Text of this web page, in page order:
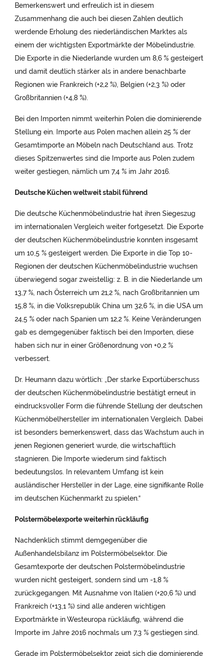
Bemerkenswert und erfreulich ist in diesem
Zusammenhang die auch bei diesen Zahlen deutlich
werdende Erholung des niederländischen Marktes als
einem der wichtigsten Exportmärkte der Möbelindustrie.
Die Exporte in die Niederlande wurden um 8,6 % gesteigert
und damit deutlich stärker als in andere benachbarte
Regionen wie Frankreich (+2,2 %), Belgien (+2,3 %) oder
Großbritannien (+4,8 %).
Bei den Importen nimmt weiterhin Polen die dominierende
Stellung ein. Importe aus Polen machen allein 25 % der
Gesamtimporte an Möbeln nach Deutschland aus. Trotz
dieses Spitzenwertes sind die Importe aus Polen zudem
weiter gestiegen, nämlich um 7,4 % im Jahr 2016.
Deutsche Küchen weltweit stabil führend
Die deutsche Küchenmöbelindustrie hat ihren Siegeszug
im internationalen Vergleich weiter fortgesetzt. Die Exporte
der deutschen Küchenmöbelindustrie konnten insgesamt
um 10,5 % gesteigert werden. Die Exporte in die Top 10-
Regionen der deutschen Küchenmöbelindustrie wuchsen
überwiegend sogar zweistellig: z. B. in die Niederlande um
13,7 %, nach Österreich um 21,2 %, nach Großbritannien um
15,8 %, in die Volksrepublik China um 32,6 %, in die USA um
24,5 % oder nach Spanien um 12,2 %. Keine Veränderungen
gab es demgegenüber faktisch bei den Importen, diese
haben sich nur in einer Größenordnung von +0,2 %
verbessert.
Dr. Heumann dazu wörtlich: „Der starke Exportüberschuss
der deutschen Küchenmöbelindustrie bestätigt erneut in
eindrucksvoller Form die führende Stellung der deutschen
Küchenmöbelhersteller im internationalen Vergleich. Dabei
ist besonders bemerkenswert, dass das Wachstum auch in
jenen Regionen generiert wurde, die wirtschaftlich
stagnieren. Die Importe wiederum sind faktisch
bedeutungslos. In relevantem Umfang ist kein
ausländischer Hersteller in der Lage, eine signifikante Rolle
im deutschen Küchenmarkt zu spielen.“
Polstermöbelexporte weiterhin rückläufig
Nachdenklich stimmt demgegenüber die
Außenhandelsbilanz im Polstermöbelsektor. Die
Gesamtexporte der deutschen Polstermöbelindustrie
wurden nicht gesteigert, sondern sind um -1,8 %
zurückgegangen. Mit Ausnahme von Italien (+20,6 %) und
Frankreich (+13,1 %) sind alle anderen wichtigen
Exportmärkte in Westeuropa rückläufig, während die
Importe im Jahre 2016 nochmals um 7,3 % gestiegen sind.
Gerade im Polstermöbelsektor zeigt sich die dominierende